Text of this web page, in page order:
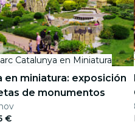
Catalunya en Miniatura
en miniatura: exposición
de monumentos
€